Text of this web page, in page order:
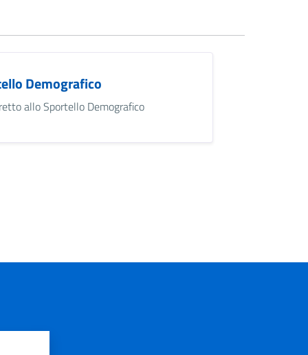
Demografico
allo Sportello Demografico